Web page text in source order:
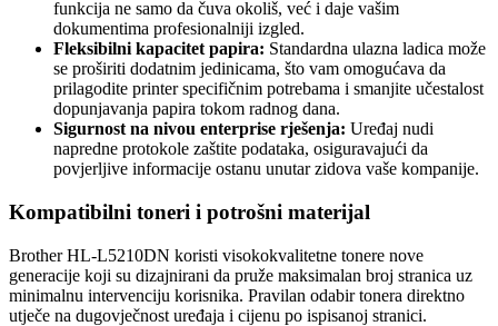
funkcija ne samo da čuva okoliš, već i daje vašim
dokumentima profesionalniji izgled.
Fleksibilni kapacitet papira: Standardna ulazna ladica može
se proširiti dodatnim jedinicama, što vam omogućava da
prilagodite printer specifičnim potrebama i smanjite učestalost
dopunjavanja papira tokom radnog dana.
Sigurnost na nivou enterprise rješenja: Uređaj nudi
napredne protokole zaštite podataka, osiguravajući da
povjerljive informacije ostanu unutar zidova vaše kompanije.
Kompatibilni toneri i potrošni materijal
Brother HL-L5210DN koristi visokokvalitetne tonere nove
generacije koji su dizajnirani da pruže maksimalan broj stranica uz
minimalnu intervenciju korisnika. Pravilan odabir tonera direktno
utječe na dugovječnost uređaja i cijenu po ispisanoj stranici.